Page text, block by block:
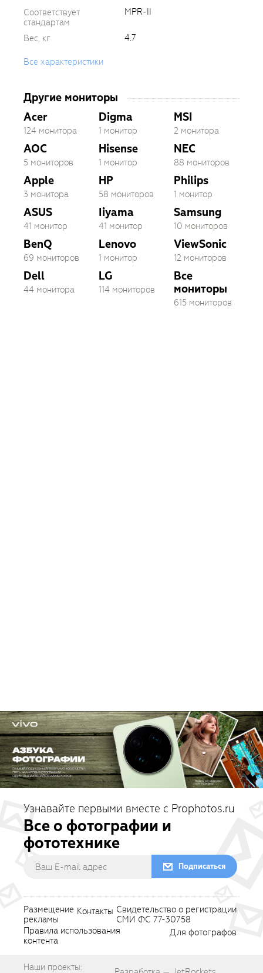
Соответствует
стандартам
MPR-II
Вес, кг 4.7
Все характеристики
Другие мониторы
Acer
124 монитора
AOC
5 мониторов
Apple
3 монитора
ASUS
41 монитор
BenQ
69 мониторов
Dell
44 монитора
Digma
1 монитор
Hisense
1 монитор
HP
58 мониторов
Iiyama
41 монитор
Lenovo
1 монитор
LG
114 мониторов
MSI
2 монитора
NEC
88 мониторов
Philips
1 монитор
Samsung
10 мониторов
ViewSonic
12 мониторов
Все
мониторы
615 мониторов
Узнавайте первыми вместе с Prophotos.ru
Все о фотографии и
фототехнике
Подписаться
Размещение
рекламы
Контакты Свидетельство о регистрации
СМИ ФС 77-30758
Правила использования
контента
Для фотографов
Наши проекты: